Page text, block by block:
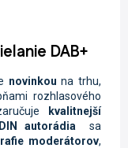
DAB+
novinkouna trhu,
rozhlasového
kvalitnejší
autorádia
sa
moderátorov,